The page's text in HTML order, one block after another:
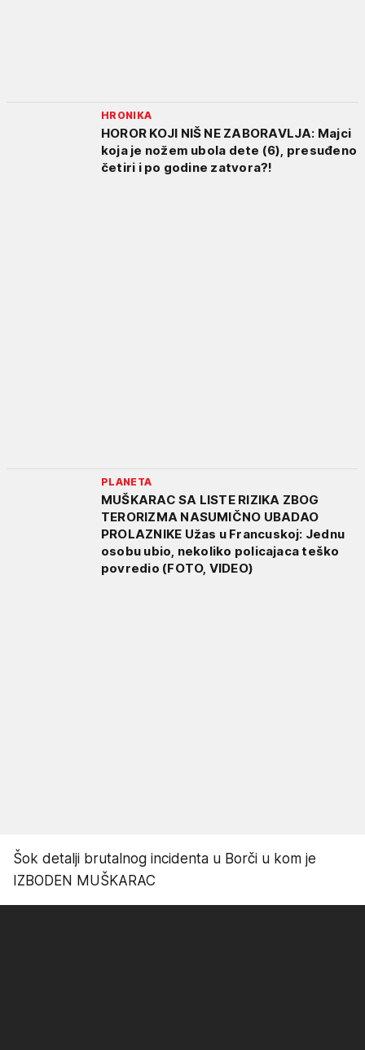
HRONIKA
HOROR KOJI NIŠ NE ZABORAVLJA: Majci
koja je nožem ubola dete (6), presuđeno
četiri i po godine zatvora?!
PLANETA
MUŠKARAC SA LISTE RIZIKA ZBOG
TERORIZMA NASUMIČNO UBADAO
PROLAZNIKE Užas u Francuskoj: Jednu
osobu ubio, nekoliko policajaca teško
povredio (FOTO, VIDEO)
Šok detalji brutalnog incidenta u Borči u kom je
IZBODEN MUŠKARAC